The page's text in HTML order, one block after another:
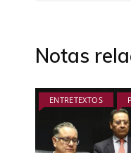
Notas
ENTRETEXTOS